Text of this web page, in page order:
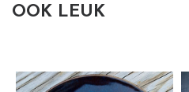
OOK LEUK